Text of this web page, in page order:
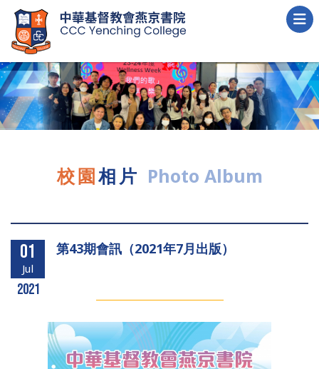
校園相片 Photo Album
01
Jul
2021
第43期會訊（2021年7月出版）